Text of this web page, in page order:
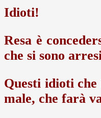
Idioti!
Resa è
che si sono
Questi idioti che
male, che farà